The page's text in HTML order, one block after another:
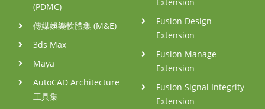
(PDMC)
傳媒娛樂軟體集 (M&E)
3ds Max
Maya
AutoCAD Architecture
工具集
Fusion Design
Extension
Fusion Manage
Extension
Fusion Signal Integrity
Extension